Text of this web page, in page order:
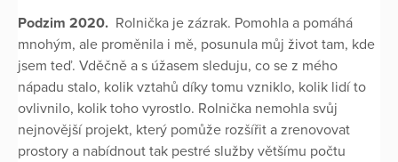
Podzim 2020. Rolnička je zázrak. Pomohla a pomáhá
mnohým, ale proměnila i mě, posunula můj život tam, kde
jsem teď. Vděčně a s úžasem sleduju, co se z mého
nápadu stalo, kolik vztahů díky tomu vzniklo, kolik lidí to
ovlivnilo, kolik toho vyrostlo. Rolnička nemohla svůj
nejnovější projekt, který pomůže rozšířit a zrenovovat
prostory a nabídnout tak pestré služby většímu počtu